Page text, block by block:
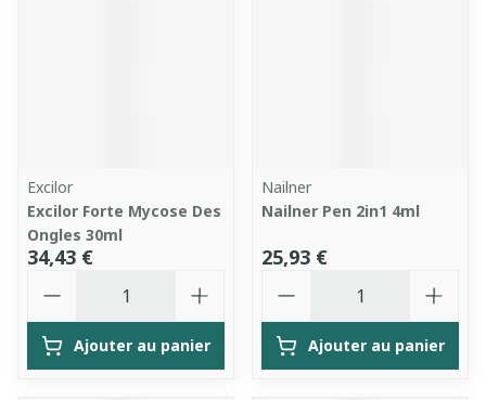
Excilor
Excilor Forte Mycose Des
Ongles 30ml
34,43 €
Ajouter au panier
Nailner
Nailner Pen 2in1 4ml
25,93 €
Ajouter au panier